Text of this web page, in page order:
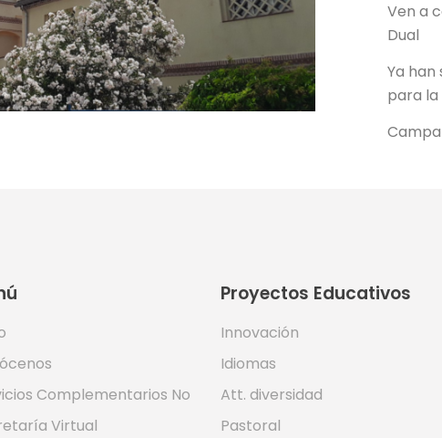
Ven a
Dual
Ya
para
Complementarios No
Virtual
Proyectos Educativos
Innovación
Idiomas
Att. diversidad
Pastoral